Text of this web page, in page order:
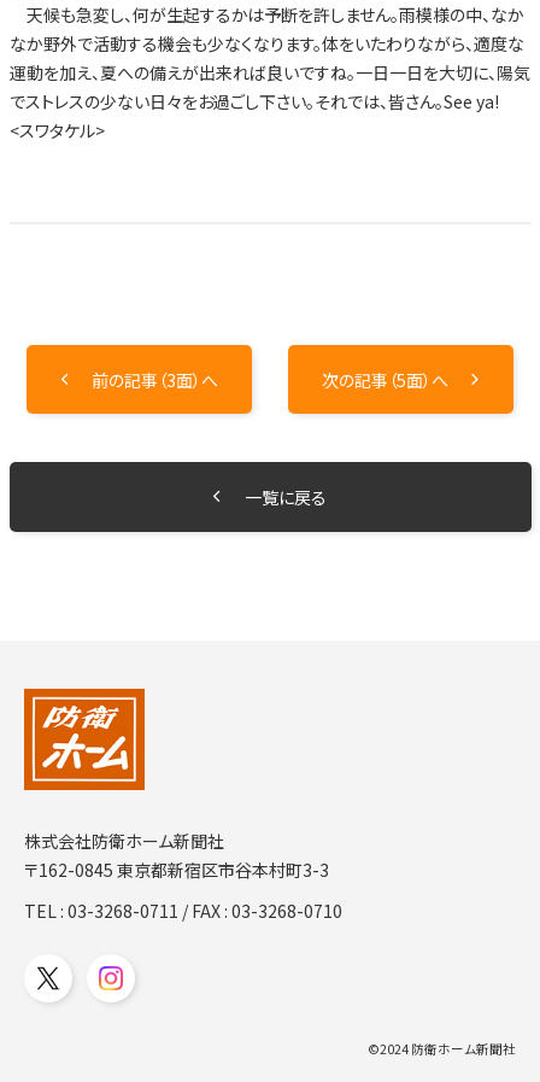
天候も急変し、何が生起するかは予断を許しません。雨模様の中、なか
なか野外で活動する機会も少なくなります。体をいたわりながら、適度な
運動を加え、夏への備えが出来れば良いですね。一日一日を大切に、陽気
でストレスの少ない日々をお過ごし下さい。それでは、皆さん。See ya!
<スワタケル>
前の記事（3面）へ 次の記事（5面）へ
一覧に戻る
株式会社防衛ホーム新聞社
〒162-0845 東京都新宿区市谷本村町3-3
TEL :03-3268-0711 / FAX : 03-3268-0710
©2024 防衛ホーム新聞社